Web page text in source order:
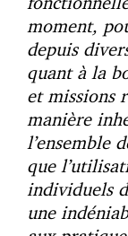
moment,
depuis
quant à la
et missions
manière
l’ensemble
que
individuels
une